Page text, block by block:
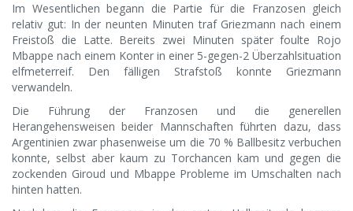
Im Wesentlichen begann die Partie für die Franzosen gleich
relativ gut: In der neunten Minuten traf Griezmann nach einem
Freistoß die Latte. Bereits zwei Minuten später foulte Rojo
Mbappe nach einem Konter in einer 5-gegen-2 Überzahlsituation
elfmeterreif. Den fälligen Strafstoß konnte Griezmann
verwandeln.
Die Führung der Franzosen und die generellen
Herangehensweisen beider Mannschaften führten dazu, dass
Argentinien zwar phasenweise um die 70 % Ballbesitz verbuchen
konnte, selbst aber kaum zu Torchancen kam und gegen die
zockenden Giroud und Mbappe Probleme im Umschalten nach
hinten hatten.